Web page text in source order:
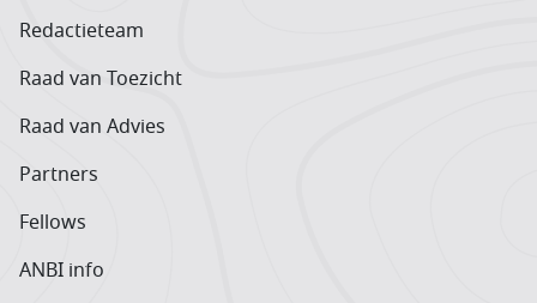
Redactieteam
Raad van Toezicht
Raad van Advies
Partners
Fellows
ANBI info